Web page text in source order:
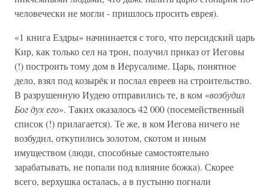
человечески не могли - пришлось просить еврея).
«1 книга Ездры» начнинается с того, что персидский царь
Кир, как только сел на трон, получил приказ от Иеговы
(!) построить тому дом в Иерусалиме. Царь, понятное
дело, взял под козырёк и послал евреев на строительство.
В разрушенную Иудею отправились те, в ком «возбудил
Бог дух его». Таких оказалось 42 000 (посемейственный
список (!) прилагается). Те же, в ком Иегова ничего не
возбудил, откупились золотом, скотом и иным
имуществом (люди, способные самостоятельно
зарабатывать, не попали под влияние божка). Скорее
всего, верхушка осталась, а в пустыню погнали